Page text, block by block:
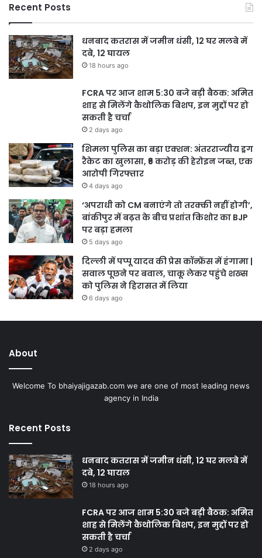
Recent Posts
धनबाद कतरास में जमीन धंसी, 12 घर मलबे में
दबे, 12 घायल
18 hours ago
FCRA पर आज शाम 5:30 बजे बड़ी बैठक: अमित
शाह से मिलेंगे कैथोलिक बिशप, इन मुद्दों पर हो
सकती है चर्चा
2 days ago
शिमला पुलिस का बड़ा एक्शन: अंतरराज्यीय ड्रग
रैकेट का खुलासा, ₹6 करोड़ की हेरोइन जब्त, एक
आरोपी गिरफ्तार
4 days ago
‘अपराधी को CM बनाएंगे तो तरक्की नहीं होगी’,
बांकीपुर में बढ़त के बीच प्रशांत किशोर का BJP
पर बड़ा हमला
5 days ago
दिल्ली में पप्पू यादव की प्रेस कॉन्फ्रेंस में हंगामा |
सवाल पूछने पर बवाल, चाकू लेकर पहुंचे शख्स
को पुलिस ने हिरासत में लिया
6 days ago
About
Welcome To bhaiyajigazab.com we are one of most leading news
agency in India
Recent Posts
धनबाद कतरास में जमीन धंसी, 12 घर मलबे में
दबे, 12 घायल
18 hours ago
FCRA पर आज शाम 5:30 बजे बड़ी बैठक: अमित
शाह से मिलेंगे कैथोलिक बिशप, इन मुद्दों पर हो
सकती है चर्चा
2 days ago